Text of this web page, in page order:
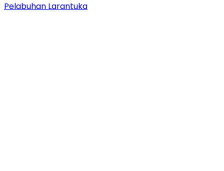
Pelabuhan Larantuka